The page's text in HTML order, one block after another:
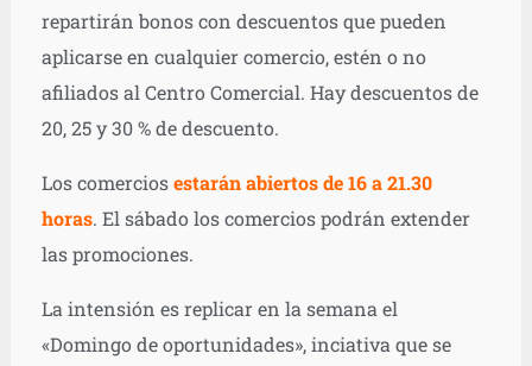
repartirán bonos con descuentos que pueden
aplicarse en cualquier comercio, estén o no
afiliados al Centro Comercial. Hay descuentos de
20, 25 y 30 % de descuento.
Los comerciosestarán abiertos de 16 a 21.30
horas. El sábado los comercios podrán extender
las promociones.
La intensión es replicar en la semana el
«Domingo de oportunidades», inciativa que se